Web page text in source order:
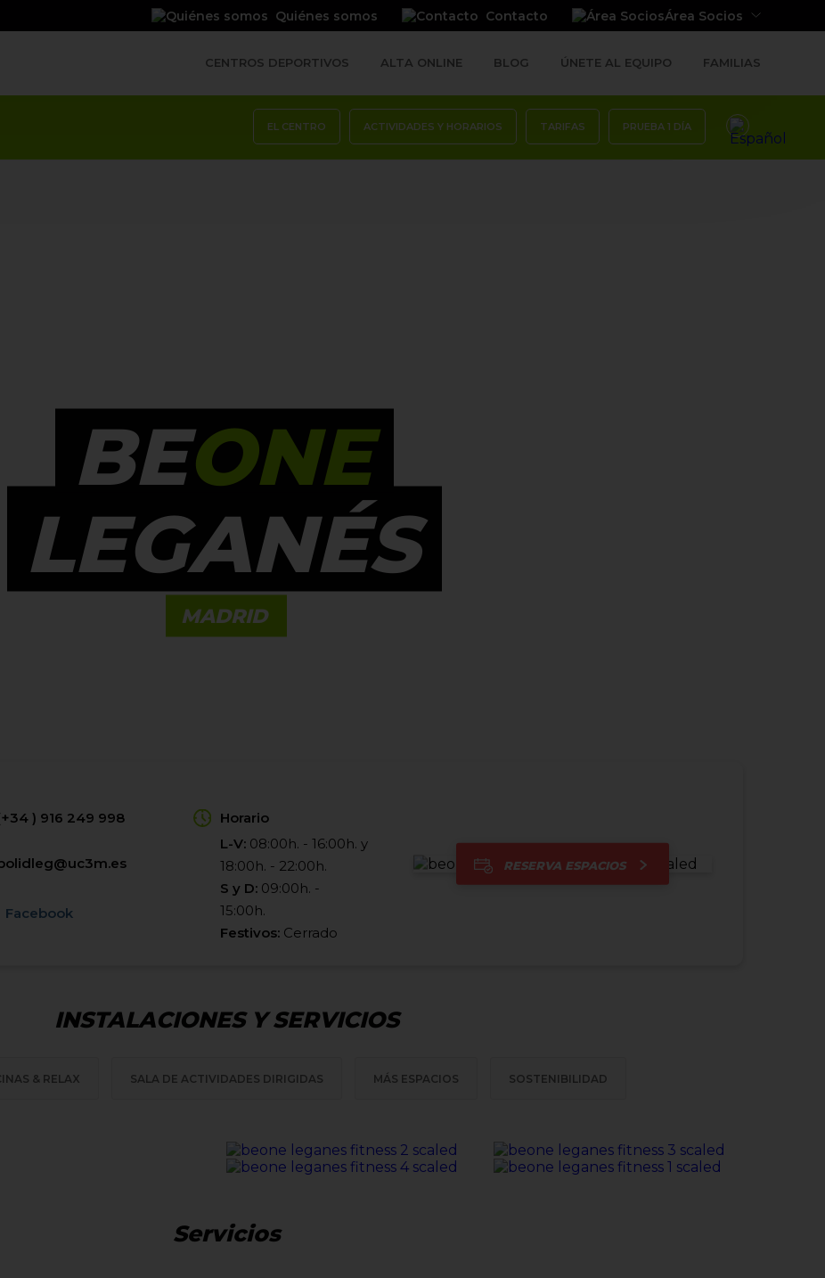
Quiénes somos Contacto Área Socios
CENTROS DEPORTIVOS ALTA ONLINE BLOG ÚNETE AL EQUIPO FAMILIAS
EL CENTRO ACTIVIDADES Y HORARIOS TARIFAS PRUEBA 1 DÍA
BEONE
LEGANÉS
MADRID
) 916 249 998
Facebook
Horario
L-V: 08:00h. - 16:00h. y
18:00h. - 22:00h.
S y D: 09:00h. -
15:00h.
Festivos: Cerrado
RESERVA ESPACIOS
INSTALACIONES Y SERVICIOS
& RELAX SALA DE ACTIVIDADES DIRIGIDAS MÁS ESPACIOS SOSTENIBILIDAD
Servicios